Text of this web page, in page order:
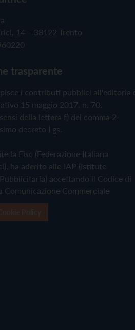
14 – 38122 Trento
trasparente
i contributi pubblici all'editoria
15 maggio 2017, n. 70.
della lettera f) del comma 2
decreto Lgs.
la Fisc (Federazione Italiana
ha aderito allo IAP (Istituto
accettando il Codice di
Comunicazione Commerciale